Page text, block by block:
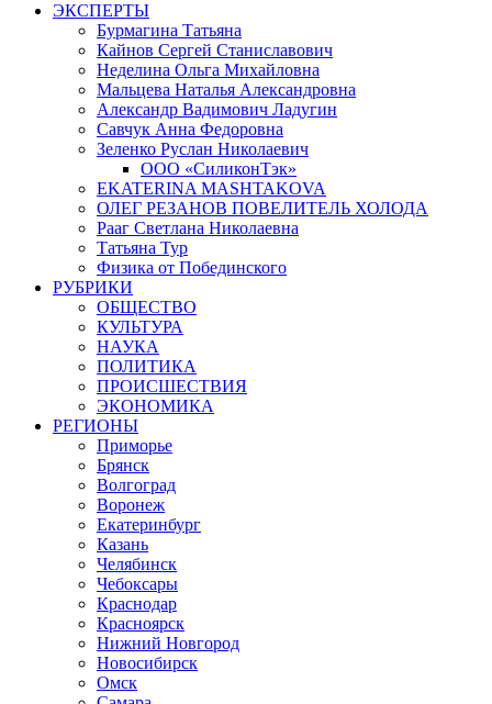
ЭКСПЕРТЫ
Бурмагина Татьяна
Кайнов Сергей Станиславович
Неделина Ольга Михайловна
Мальцева Наталья Александровна
Александр Вадимович Ладугин
Савчук Анна Федоровна
Зеленко Руслан Николаевич
ООО «СиликонТэк»
EKATERINA MASHTAKOVA
ОЛЕГ РЕЗАНОВ ПОВЕЛИТЕЛЬ ХОЛОДА
Рааг Светлана Николаевна
Татьяна Тур
Физика от Побединского
РУБРИКИ
ОБЩЕСТВО
КУЛЬТУРА
НАУКА
ПОЛИТИКА
ПРОИСШЕСТВИЯ
ЭКОНОМИКА
РЕГИОНЫ
Приморье
Брянск
Волгоград
Воронеж
Екатеринбург
Казань
Челябинск
Чебоксары
Краснодар
Красноярск
Нижний Новгород
Новосибирск
Омск